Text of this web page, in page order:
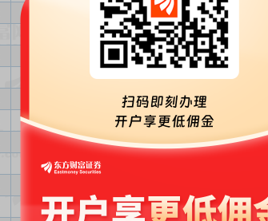
2024/11/01
2024/09/13
2024/07/04
关联交易议案,利润分配方案,年... 2024/05/13
2024/02/23
2024/01/16
- 2023/09/13 -
关联交易议案,利润分配方案,年...
- 2023/01/13 -